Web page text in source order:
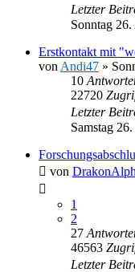
Letzter
Sonntag
Erstkontakt mit
von Andi47 »
10
22720
Letzter
Samstag
von
1
2
27
46563
Letzter